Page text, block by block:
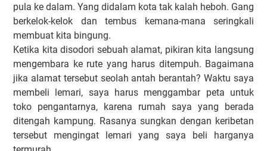
pula ke dalam. Yang didalam kota tak kalah heboh. Gang
berkelok-kelok dan tembus kemana-mana seringkali
membuat kita bingung.
Ketika kita disodori sebuah alamat, pikiran kita langsung
mengembara ke rute yang harus ditempuh. Bagaimana
jika alamat tersebut seolah antah berantah? Waktu saya
membeli lemari, saya harus menggambar peta untuk
toko pengantarnya, karena rumah saya yang berada
ditengah kampung. Rasanya sungkan dengan keribetan
tersebut mengingat lemari yang saya beli harganya